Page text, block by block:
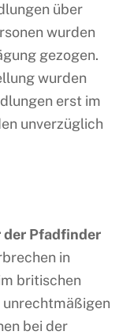
über
wurden
gezogen.
wurden
erst im
unverzüglich
der Pfadfinder
in
britischen
bei der